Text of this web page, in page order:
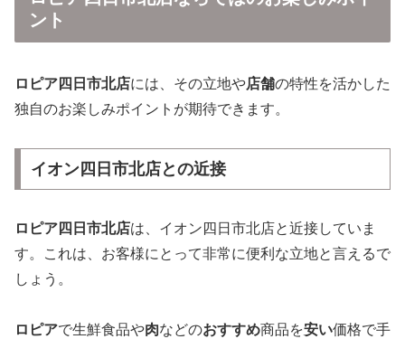
ント
ロピア四日市北店には、その立地や店舗の特性を活かした
独自のお楽しみポイントが期待できます。
イオン四日市北店との近接
ロピア四日市北店は、イオン四日市北店と近接していま
す。これは、お客様にとって非常に便利な立地と言えるで
しょう。
ロピアで生鮮食品や肉などのおすすめ商品を安い価格で手